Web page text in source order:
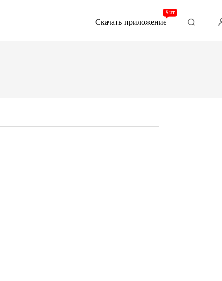
Скачать приложение
Хит